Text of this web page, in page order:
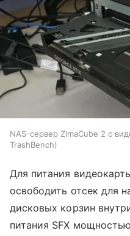
NAS-сервер ZimaCube 2 с
TrashBench
Для питания
освободить отсек для
дисковых корзин
питания SFX